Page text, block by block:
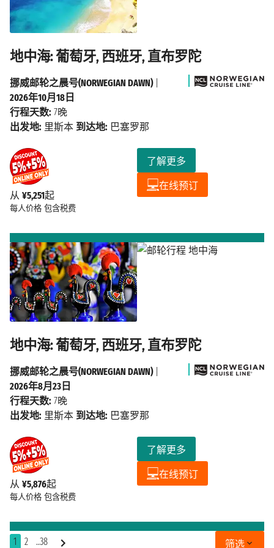
地中海: 葡萄牙, 西班牙, 直布罗陀
从 ¥5,251起
每人价格 包含税费
了解更多
在线预订
挪威邮轮之晨号(NORWEGIAN DAWN)|
2026年10月18日
行程天数: 7晚
出发地: 里斯本 到达地: 巴塞罗那
地中海: 葡萄牙, 西班牙, 直布罗陀
从 ¥5,876起
每人价格 包含税费
了解更多
在线预订
挪威邮轮之晨号(NORWEGIAN DAWN)|
2026年8月23日
行程天数: 7晚
出发地: 里斯本 到达地: 巴塞罗那
1 2 ..38 筛选